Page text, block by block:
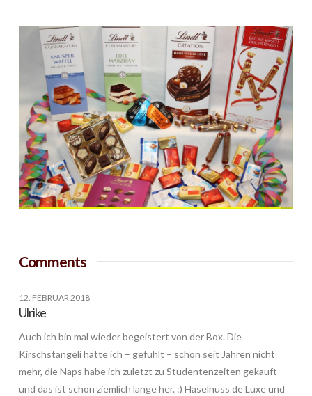
Comments
12. FEBRUAR 2018
Ulrike
Auch ich bin mal wieder begeistert von der Box. Die
Kirschstängeli hatte ich – gefühlt – schon seit Jahren nicht
mehr, die Naps habe ich zuletzt zu Studentenzeiten gekauft
und das ist schon ziemlich lange her. :) Haselnuss de Luxe und